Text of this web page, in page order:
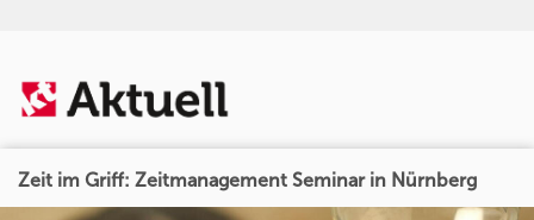
Zeit im Griff: Zeitmanagement Seminar in Nürnberg